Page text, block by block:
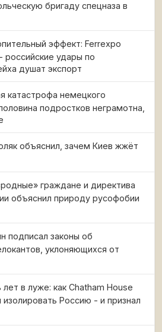
бригаду спецназа в
эффект: Ferrexpo
российские удары по
душат экспорт
катастрофа немецкого
подростков неграмотна,
объяснил, зачем Киев жжёт
граждане и директива
объяснил природу русофобии
подписал законы об
уклоняющихся от
лет в луже: как Chatham House
Россию - и признал